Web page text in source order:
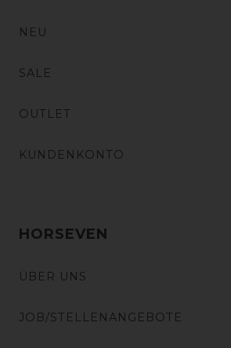
NEU
SALE
OUTLET
KUNDENKONTO
HORSEVEN
ÜBER UNS
JOB/STELLENANGEBOTE